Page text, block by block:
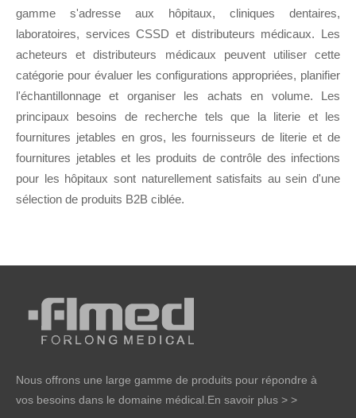
gamme s'adresse aux hôpitaux, cliniques dentaires,
laboratoires, services CSSD et distributeurs médicaux. Les
acheteurs et distributeurs médicaux peuvent utiliser cette
catégorie pour évaluer les configurations appropriées, planifier
l'échantillonnage et organiser les achats en volume. Les
principaux besoins de recherche tels que la literie et les
fournitures jetables en gros, les fournisseurs de literie et de
fournitures jetables et les produits de contrôle des infections
pour les hôpitaux sont naturellement satisfaits au sein d'une
sélection de produits B2B ciblée.
Nous offrons une large gamme de produits pour répondre à
vos besoins dans le domaine médical. En savoir plus > >